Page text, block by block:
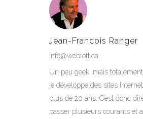
Jean-Francois Ranger
info@webloft.ca
Un peu geek, mais
je développe des sites
plus de 20 ans. C’est donc
passer plusieurs courants et